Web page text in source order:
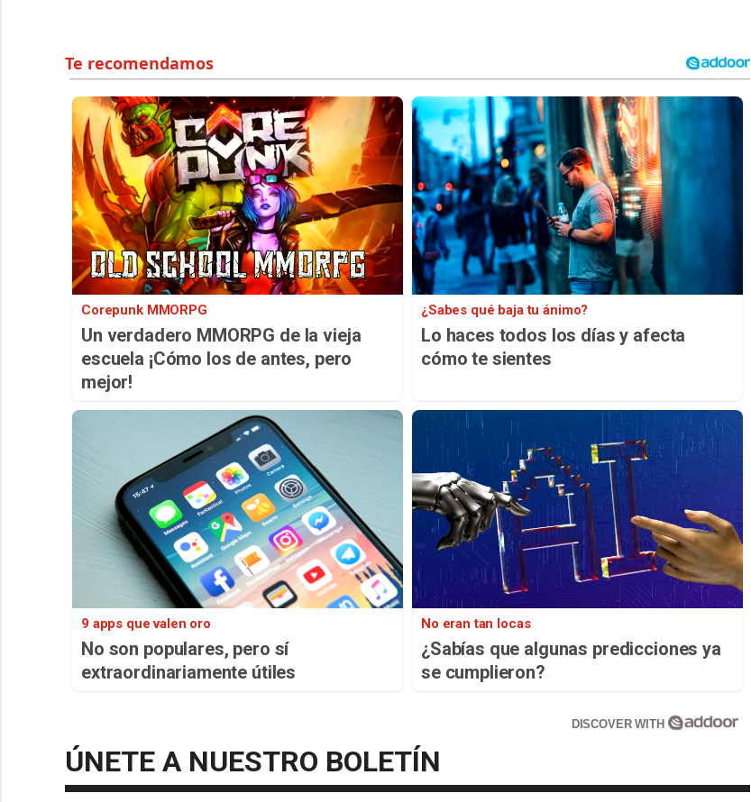
Corepunk MMORPG
Un verdadero MMORPG de la vieja
escuela ¡Cómo los de antes, pero
mejor!
¿Sabes qué baja tu ánimo?
Lo haces todos los días y afecta
cómo te sientes
9 apps que valen oro
No son populares, pero sí
extraordinariamente útiles
No eran tan locas
¿Sabías que algunas predicciones ya
se cumplieron?
DISCOVER WITH
ÚNETE A NUESTRO BOLETÍN